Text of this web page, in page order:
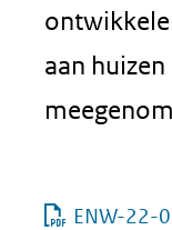
aan
ENW-22-